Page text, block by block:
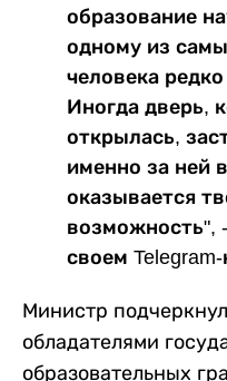
образование
одному из
человека
Иногда дверь,
открылась,
именно за ней
оказывается
возможность",
своем
Министр
обладателями
образовательных